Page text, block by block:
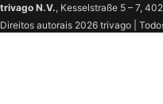
trivago N.V., Kesselstraße 5 – 7,
Direitos autorais 2026 trivago |